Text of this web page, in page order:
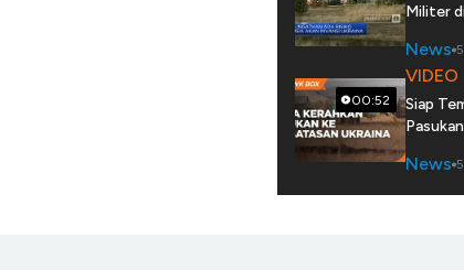
Militer
News
00:52
VIDEO
Siap
News